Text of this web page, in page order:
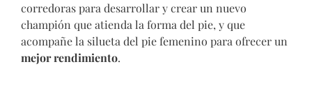
corredoras para desarrollar y crear un nuevo
champión que atienda la forma del pie, y que
acompañe la silueta del pie femenino para ofrecer un
mejor rendimiento.